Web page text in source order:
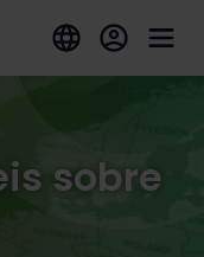
sobre